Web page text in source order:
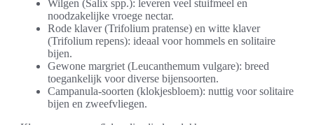
Wilgen (Salix spp.): leveren veel stuifmeel en
noodzakelijke vroege nectar.
Rode klaver (Trifolium pratense) en witte klaver
(Trifolium repens): ideaal voor hommels en solitaire
bijen.
Gewone margriet (Leucanthemum vulgare): breed
toegankelijk voor diverse bijensoorten.
Campanula-soorten (klokjesbloem): nuttig voor solitaire
bijen en zweefvliegen.